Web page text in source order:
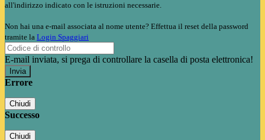
all'indirizzo indicato con le istruzioni necessarie.
Non hai una e-mail associata al nome utente? Effettua il reset della password
tramite la Login Spaggiari
E-mail inviata, si prega di controllare la casella di posta elettronica!
Errore
Chiudi
Successo
Chiudi